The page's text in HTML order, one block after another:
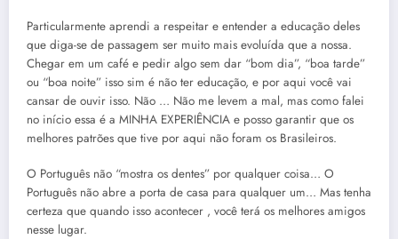
Particularmente aprendi a respeitar e entender a educação deles
que diga-se de passagem ser muito mais evoluída que a nossa.
Chegar em um café e pedir algo sem dar “bom dia”, “boa tarde”
ou “boa noite” isso sim é não ter educação, e por aqui você vai
cansar de ouvir isso. Não … Não me levem a mal, mas como falei
no início essa é a MINHA EXPERIÊNCIA e posso garantir que os
melhores patrões que tive por aqui não foram os Brasileiros.
O Português não “mostra os dentes” por qualquer coisa… O
Português não abre a porta de casa para qualquer um… Mas tenha
certeza que quando isso acontecer , você terá os melhores amigos
nesse lugar.